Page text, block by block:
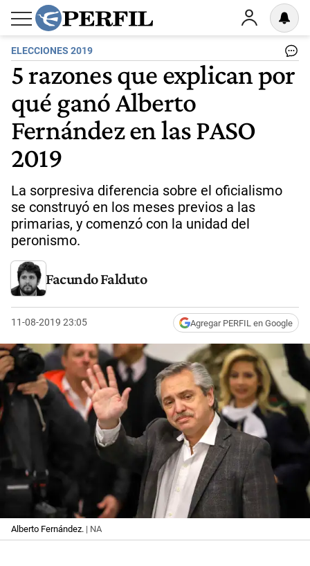
ELECCIONES 2019
5 razones que explican por
qué ganó Alberto
Fernández en las PASO
2019
La sorpresiva diferencia sobre el oficialismo
se construyó en los meses previos a las
primarias, y comenzó con la unidad del
peronismo.
Facundo Falduto
11-08-2019 23:05 Agregar PERFIL en Google
Alberto Fernández. | NA